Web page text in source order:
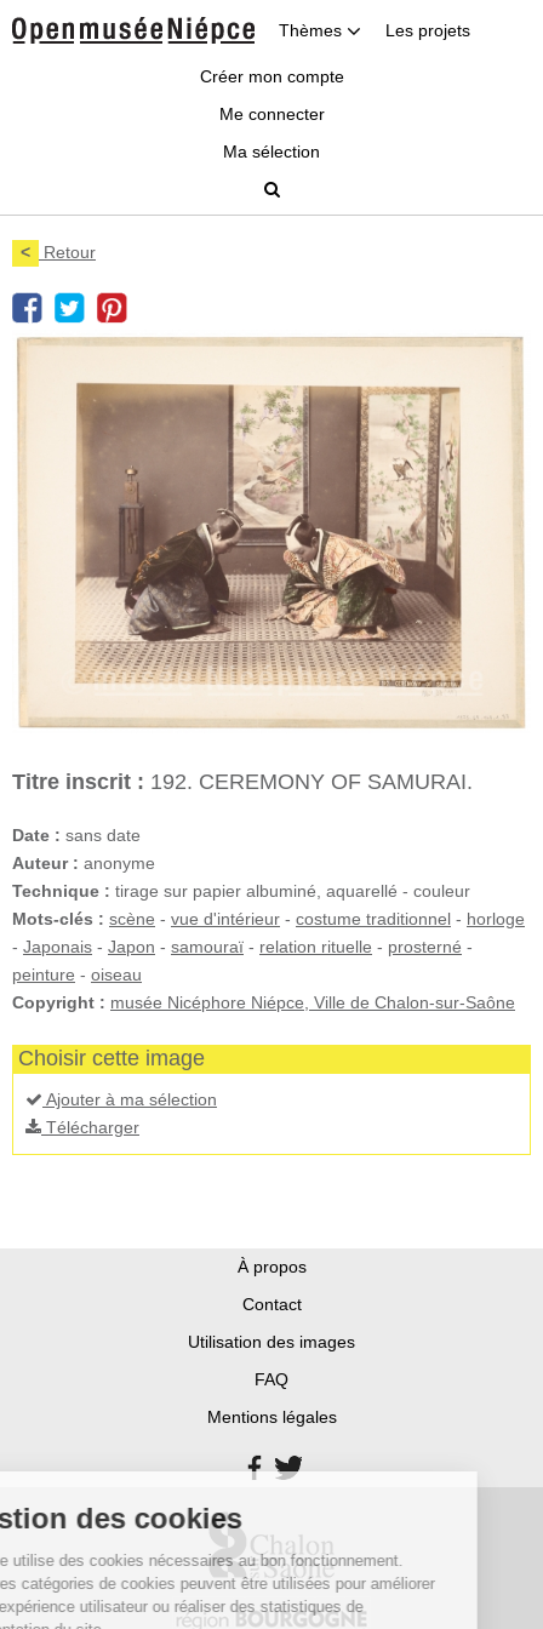
Thèmes Les projets
Créer mon compte
Me connecter
Ma sélection
< Retour
Titre inscrit : 192. CEREMONY OF SAMURAI.
Date : sans date
Auteur : anonyme
Technique : tirage sur papier albuminé, aquarellé - couleur
Mots-clés : scène - vue d'intérieur - costume traditionnel - horloge
- Japonais - Japon - samouraï - relation rituelle - prosterné -
peinture - oiseau
Copyright : musée Nicéphore Niépce, Ville de Chalon-sur-Saône
Choisir cette image
Ajouter à ma sélection
Télécharger
À propos
Contact
Utilisation des images
FAQ
Mentions légales
Gestion des cookies
Ce site utilise des cookies nécessaires au bon fonctionnement.
D’autres catégories de cookies peuvent être utilisées pour améliorer
votre expérience utilisateur ou réaliser des statistiques de